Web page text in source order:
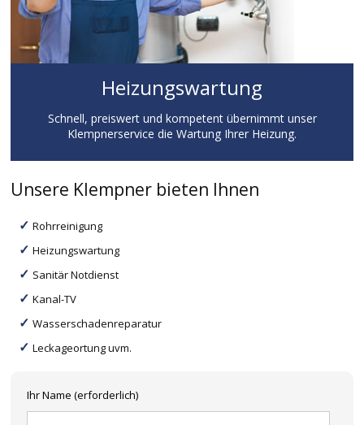
Heizungswartung
Schnell, preiswert und kompetent übernimmt unser
Klempnerservice die Wartung Ihrer Heizung.
Unsere Klempner bieten Ihnen
Rohrreinigung
Heizungswartung
Sanitär Notdienst
Kanal-TV
Wasserschadenreparatur
Leckageortung uvm.
Ihr Name (erforderlich)